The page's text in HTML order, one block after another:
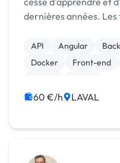
dernières années. Les
importantes dans le
mais ayan...
API Angular
Docker
Front-end
60 €/h LAVAL